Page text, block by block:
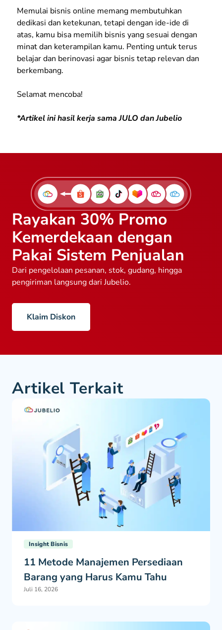
Memulai bisnis online memang membutuhkan
dedikasi dan ketekunan, tetapi dengan ide-ide di
atas, kamu bisa memilih bisnis yang sesuai dengan
minat dan keterampilan kamu. Penting untuk terus
belajar dan berinovasi agar bisnis tetap relevan dan
berkembang.
Selamat mencoba!
*Artikel ini hasil kerja sama JULO dan Jubelio
Rayakan 30% Promo
Kemerdekaan dengan
Pakai Sistem Penjualan
Dari pengelolaan pesanan, stok, gudang, hingga
pengiriman langsung dari Jubelio.
Klaim Diskon
Artikel Terkait
Insight Bisnis
11 Metode Manajemen Persediaan
Barang yang Harus Kamu Tahu
Juli 16, 2026